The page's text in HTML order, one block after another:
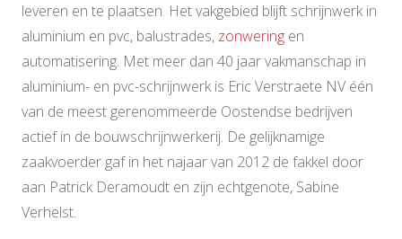
leveren en te plaatsen. Het vakgebied blijft schrijnwerk in
aluminium en pvc, balustrades, zonwering en
automatisering. Met meer dan 40 jaar vakmanschap in
aluminium- en pvc-schrijnwerk is Eric Verstraete NV één
van de meest gerenommeerde Oostendse bedrijven
actief in de bouwschrijnwerkerij. De gelijknamige
zaakvoerder gaf in het najaar van 2012 de fakkel door
aan Patrick Deramoudt en zijn echtgenote, Sabine
Verhelst.